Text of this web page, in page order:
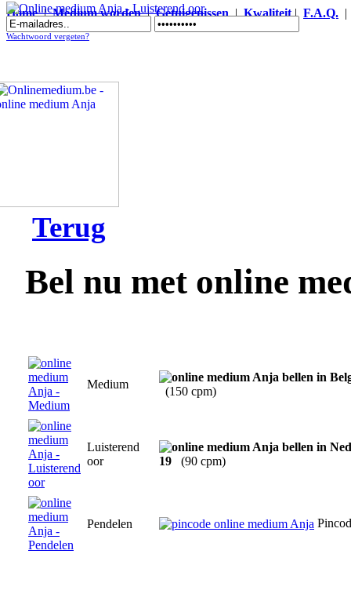
Home|Medium worden|Getuigenissen|Kwaliteit| F.A.Q.
Online medium Anja - Luisterend oor
Wachtwoord vergeten?
Terug
Bel nu met online
Medium
(150 cpm)
Luisterend
oor
19 (90 cpm)
Pendelen